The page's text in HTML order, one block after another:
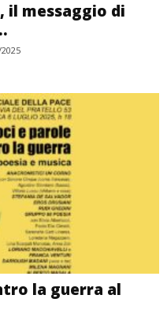
il messaggio di
la guerra al